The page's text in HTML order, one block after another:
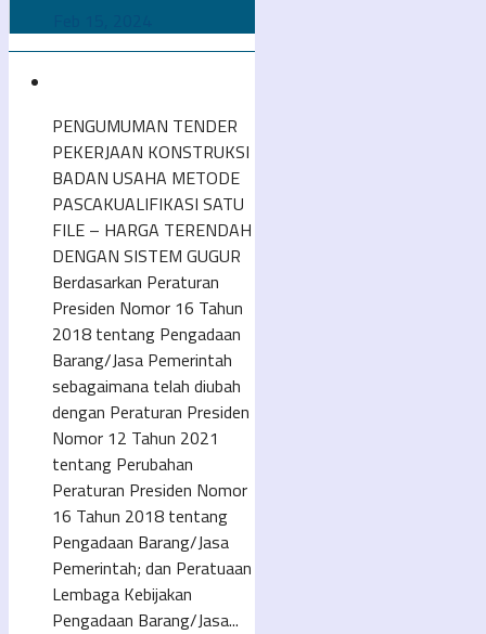
PENGUMUMAN TENDER
PEKERJAAN KONSTRUKSI
BADAN USAHA METODE
PASCAKUALIFIKASI SATU
FILE – HARGA TERENDAH
DENGAN SISTEM GUGUR
Berdasarkan Peraturan
Presiden Nomor 16 Tahun
2018 tentang Pengadaan
Barang/Jasa Pemerintah
sebagaimana telah diubah
dengan Peraturan Presiden
Nomor 12 Tahun 2021
tentang Perubahan
Peraturan Presiden Nomor
16 Tahun 2018 tentang
Pengadaan Barang/Jasa
Pemerintah; dan Peratuaan
Lembaga Kebijakan
Pengadaan Barang/Jasa...